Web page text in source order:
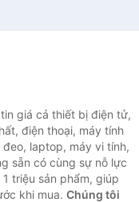
giá cả thiết bị điện tử,
điện thoại, máy tính
laptop, máy vi tính,
sẵn có cùng sự nỗ lực
triệu sản phẩm, giúp
khi mua. Chúng tôi